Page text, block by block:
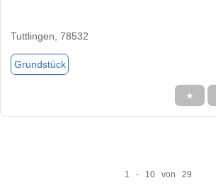
Tuttlingen, 78532
Grundstück
★
1 - 10 von 29